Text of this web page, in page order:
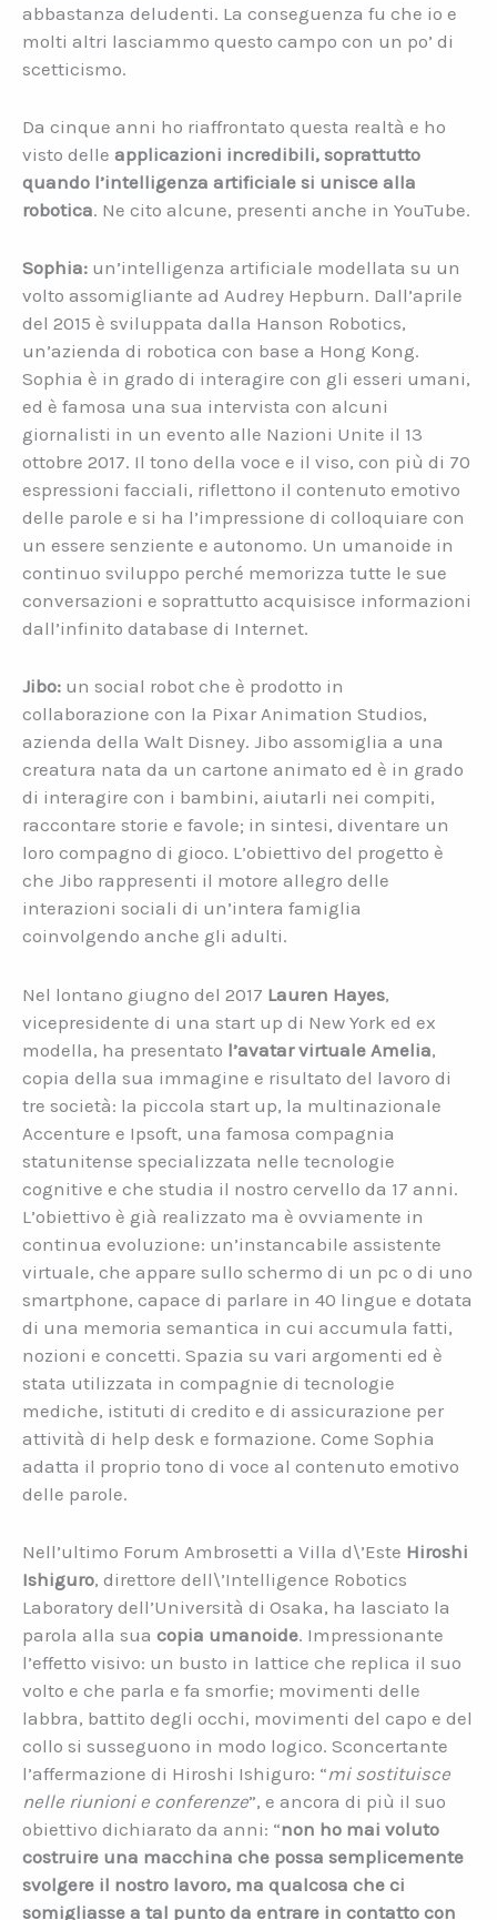
abbastanza deludenti. La conseguenza fu che io e
molti altri lasciammo questo campo con un po’ di
scetticismo.
Da cinque anni ho riaffrontato questa realtà e ho
visto delle applicazioni incredibili, soprattutto
quando l’intelligenza artificiale si unisce alla
robotica. Ne cito alcune, presenti anche in YouTube.
Sophia: un’intelligenza artificiale modellata su un
volto assomigliante ad Audrey Hepburn. Dall’aprile
del 2015 è sviluppata dalla Hanson Robotics,
un’azienda di robotica con base a Hong Kong.
Sophia è in grado di interagire con gli esseri umani,
ed è famosa una sua intervista con alcuni
giornalisti in un evento alle Nazioni Unite il 13
ottobre 2017. Il tono della voce e il viso, con più di 70
espressioni facciali, riflettono il contenuto emotivo
delle parole e si ha l’impressione di colloquiare con
un essere senziente e autonomo. Un umanoide in
continuo sviluppo perché memorizza tutte le sue
conversazioni e soprattutto acquisisce informazioni
dall’infinito database di Internet.
Jibo: un social robot che è prodotto in
collaborazione con la Pixar Animation Studios,
azienda della Walt Disney. Jibo assomiglia a una
creatura nata da un cartone animato ed è in grado
di interagire con i bambini, aiutarli nei compiti,
raccontare storie e favole; in sintesi, diventare un
loro compagno di gioco. L’obiettivo del progetto è
che Jibo rappresenti il motore allegro delle
interazioni sociali di un’intera famiglia
coinvolgendo anche gli adulti.
Nel lontano giugno del 2017 Lauren Hayes,
vicepresidente di una start up di New York ed ex
modella, ha presentato l’avatar virtuale Amelia,
copia della sua immagine e risultato del lavoro di
tre società: la piccola start up, la multinazionale
Accenture e Ipsoft, una famosa compagnia
statunitense specializzata nelle tecnologie
cognitive e che studia il nostro cervello da 17 anni.
L’obiettivo è già realizzato ma è ovviamente in
continua evoluzione: un’instancabile assistente
virtuale, che appare sullo schermo di un pc o di uno
smartphone, capace di parlare in 40 lingue e dotata
di una memoria semantica in cui accumula fatti,
nozioni e concetti. Spazia su vari argomenti ed è
stata utilizzata in compagnie di tecnologie
mediche, istituti di credito e di assicurazione per
attività di help desk e formazione. Come Sophia
adatta il proprio tono di voce al contenuto emotivo
delle parole.
Nell’ultimo Forum Ambrosetti a Villa d\’Este Hiroshi
Ishiguro, direttore dell\’Intelligence Robotics
Laboratory dell’Università di Osaka, ha lasciato la
parola alla sua copia umanoide. Impressionante
l’effetto visivo: un busto in lattice che replica il suo
volto e che parla e fa smorfie; movimenti delle
labbra, battito degli occhi, movimenti del capo e del
collo si susseguono in modo logico. Sconcertante
l’affermazione di Hiroshi Ishiguro: “mi sostituisce
nelle riunioni e conferenze”, e ancora di più il suo
obiettivo dichiarato da anni: “non ho mai voluto
costruire una macchina che possa semplicemente
svolgere il nostro lavoro, ma qualcosa che ci
somigliasse a tal punto da entrare in contatto con